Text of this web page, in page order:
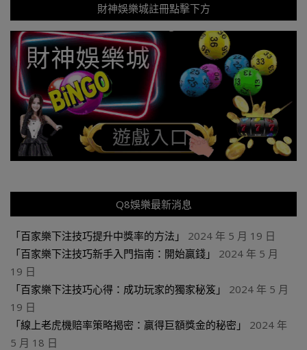
財神娛樂城註冊點擊下方
Q8娛樂最新消息
「百家樂下注技巧提升中獎率的方法」
2024 年 5 月 19 日
「百家樂下注技巧新手入門指南：開始贏錢」
2024 年 5 月
19 日
「百家樂下注技巧心得：成功玩家的獨家秘笈」
2024 年 5 月
19 日
「線上老虎機賠率策略揭密：贏得巨額獎金的秘密」
2024 年
5 月 18 日